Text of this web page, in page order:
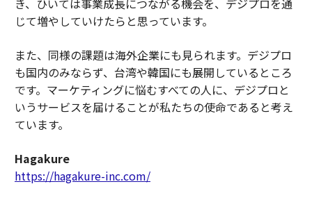
き、ひいては事業成長につながる機会を、デジプロを通
じて増やしていけたらと思っています。
また、同様の課題は海外企業にも見られます。デジプロ
も国内のみならず、台湾や韓国にも展開しているところ
です。マーケティングに悩むすべての人に、デジプロと
いうサービスを届けることが私たちの使命であると考え
ています。
Hagakure
https://hagakure-inc.com/